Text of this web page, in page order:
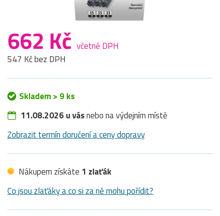
662 Kč včetně DPH
547 Kč bez DPH
Skladem > 9 ks
11.08.2026 u vásnebo na výdejním místě
Zobrazit termín doručení a ceny dopravy
Nákupem získáte 1 zlaťák
Co jsou zlaťáky a co si za ně mohu pořídit?